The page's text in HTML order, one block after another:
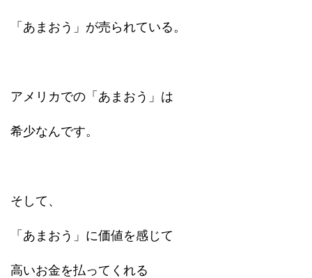
「あまおう」が売られている。
アメリカでの「あまおう」は
希少なんです。
そして、
「あまおう」に価値を感じて
高いお金を払ってくれる